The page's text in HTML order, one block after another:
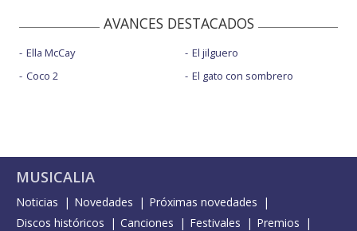
AVANCES DESTACADOS
Ella McCay
Coco 2
El jilguero
El gato con sombrero
MUSICALIA
Noticias Novedades
Próximas novedades
Discos históricos
Canciones Festivales
Premios